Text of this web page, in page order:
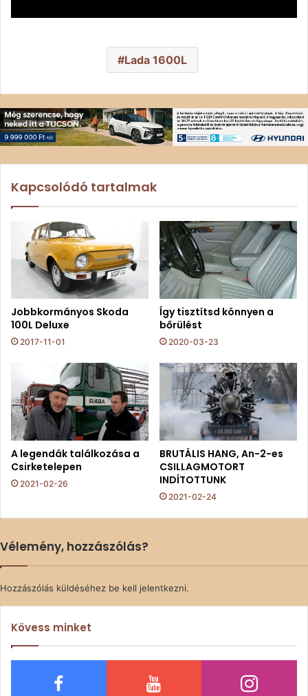
Lada 1600L
Kapcsolódó tartalmak
Jobbkormányos Skoda
100L Deluxe
2017-11-01
Így tisztítsd könnyen a
bőrülést
2020-03-23
A legendák találkozása a
Csirketelepen
2021-02-26
BRUTÁLIS HANG, An-2-es
CSILLAGMOTORT
INDÍTOTTUNK
2021-02-24
Vélemény, hozzászólás?
Hozzászólás küldéséhez be kell jelentkezni.
Kövess minket